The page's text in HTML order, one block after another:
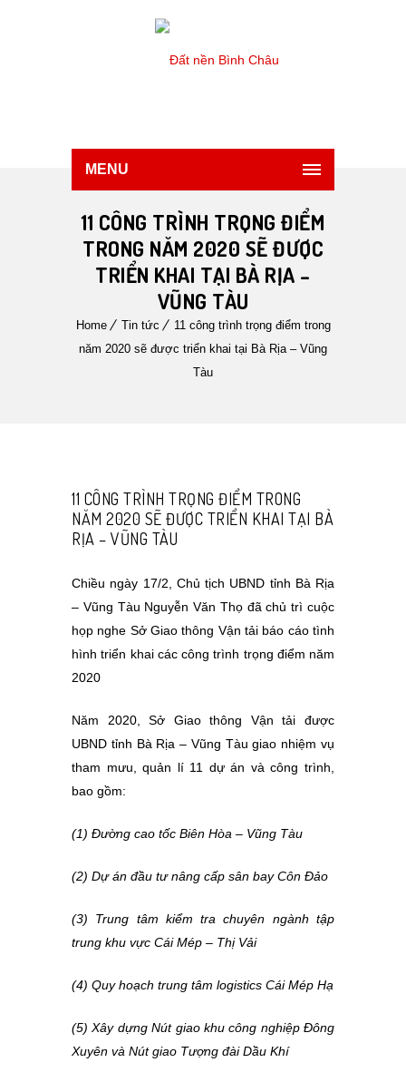
MENU
11 CÔNG TRÌNH TRỌNG ĐIỂM
TRONG NĂM 2020 SẼ ĐƯỢC
TRIỂN KHAI TẠI BÀ RỊA –
VŨNG TÀU
Home Tin tức
11 công trình trọng điểm trong
năm 2020 sẽ được triển khai tại Bà Rịa – Vũng
Tàu
11 CÔNG TRÌNH TRỌNG ĐIỂM TRONG
NĂM 2020 SẼ ĐƯỢC TRIỂN KHAI TẠI BÀ
RỊA – VŨNG TÀU
Chiều ngày 17/2, Chủ tịch UBND tỉnh Bà Rịa
– Vũng Tàu Nguyễn Văn Thọ đã chủ trì cuộc
họp nghe Sở Giao thông Vận tải báo cáo tình
hình triển khai các công trình trọng điểm năm
2020
Năm 2020, Sở Giao thông Vận tải được
UBND tỉnh Bà Rịa – Vũng Tàu giao nhiệm vụ
tham mưu, quản lí 11 dự án và công trình,
bao gồm:
(1) Đường cao tốc Biên Hòa – Vũng Tàu
(2) Dự án đầu tư nâng cấp sân bay Côn Đảo
(3) Trung tâm kiểm tra chuyên ngành tập
trung khu vực Cái Mép – Thị Vải
(4) Quy hoạch trung tâm logistics Cái Mép Hạ
(5) Xây dựng Nút giao khu công nghiệp Đông
Xuyên và Nút giao Tượng đài Dầu Khí